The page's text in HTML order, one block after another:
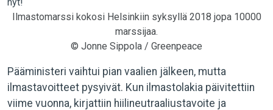
Ilmastomarssi kokosi Helsinkiin syksyllä 2018 jopa 10000
marssijaa.
© Jonne Sippola / Greenpeace
Pääministeri vaihtui pian vaalien jälkeen, mutta
ilmastavoitteet pysyivät. Kun ilmastolakia päivitettiin
viime vuonna, kirjattiin hiilineutraaliustavoite ja